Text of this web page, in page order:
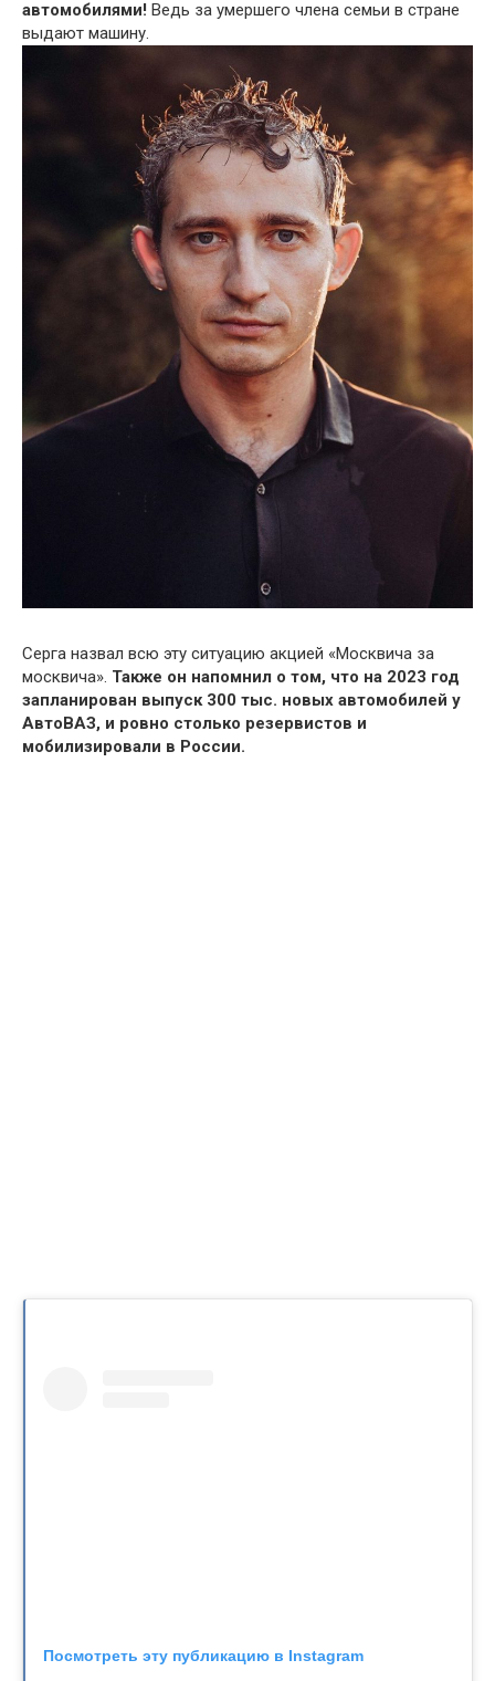
автомобилями! Ведь за умершего члена семьи в стране
выдают машину.
Серга назвал всю эту ситуацию акцией «Москвича за
москвича». Также он напомнил о том, что на 2023 год
запланирован выпуск 300 тыс. новых автомобилей у
АвтоВАЗ, и ровно столько резервистов и
мобилизировали в России.
Посмотреть эту публикацию в Instagram